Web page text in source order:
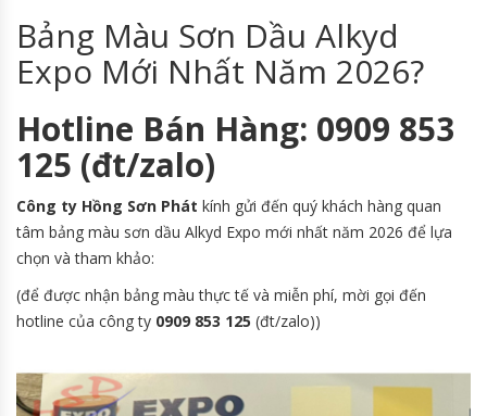
Bảng Màu Sơn Dầu Alkyd
Expo Mới Nhất Năm 2026?
Hotline Bán Hàng: 0909 853
125 (đt/zalo)
Công ty Hồng Sơn Phát kính gửi đến quý khách hàng quan
tâm bảng màu sơn dầu Alkyd Expo mới nhất năm 2026 để lựa
chọn và tham khảo:
(để được nhận bảng màu thực tế và miễn phí, mời gọi đến
hotline của công ty 0909 853 125 (đt/zalo))